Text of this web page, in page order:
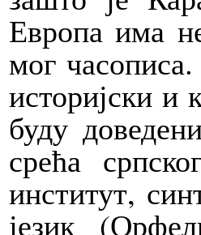
Европа има
мог
историјски и
буду
срећа
институт,
језик